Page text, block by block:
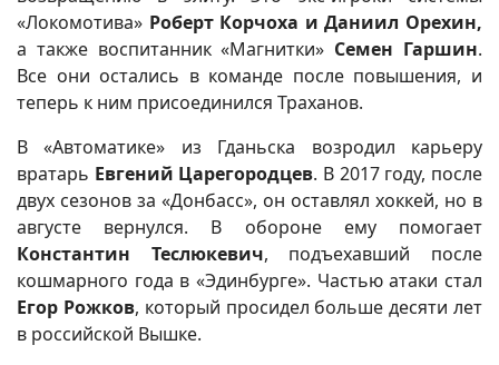
«Локомотива» Роберт Корчоха и Даниил Орехин,
а также воспитанник «Магнитки» Семен Гаршин.
Все они остались в команде после повышения, и
теперь к ним присоединился Траханов.
В «Автоматике» из Гданьска возродил карьеру
вратарь Евгений Царегородцев. В 2017 году, после
двух сезонов за «Донбасс», он оставлял хоккей, но в
августе вернулся. В обороне ему помогает
Константин Теслюкевич, подъехавший после
кошмарного года в «Эдинбурге». Частью атаки стал
Егор Рожков, который просидел больше десяти лет
в российской Вышке.